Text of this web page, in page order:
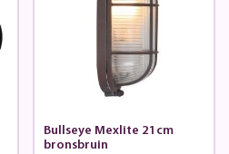
Bullseye Mexlite 21cm
bronsbruin